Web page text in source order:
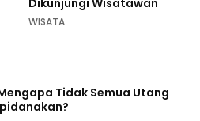
WISATA
Tidak Semua Utang